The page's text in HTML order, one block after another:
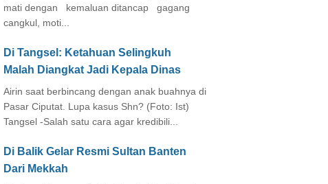
mati dengan kemaluan ditancap gagang
cangkul, moti...
Di Tangsel: Ketahuan Selingkuh
Malah Diangkat Jadi Kepala Dinas
Airin saat berbincang dengan anak buahnya di
Pasar Ciputat. Lupa kasus Shn? (Foto: Ist)
Tangsel -Salah satu cara agar kredibili...
Di Balik Gelar Resmi Sultan Banten
Dari Mekkah